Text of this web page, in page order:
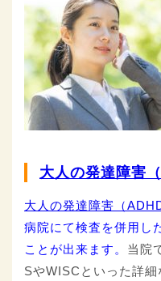
大人の発達障害
大人の発達障害（ADHD
病院にて検査を併用し
ことが出来ます。 当院
SやWISCといった詳細